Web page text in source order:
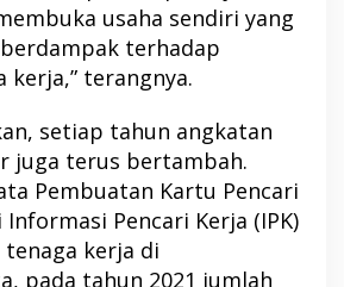
usaha sendiri yang
terhadap
kerja,” terangnya.
setiap tahun angkatan
juga terus bertambah.
Pembuatan Kartu Pencari
Informasi Pencari Kerja (IPK)
kerja di
pada tahun 2021 jumlah